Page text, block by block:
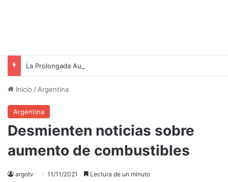
Inicio / Argentina
Argentina
Desmienten noticias sobre
aumento de combustibles
argotv 11/11/2021 Lectura de un minuto